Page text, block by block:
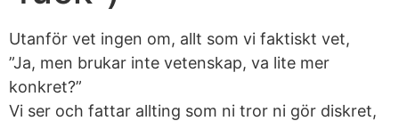
Utanför vet ingen om, allt som vi faktiskt vet,
”Ja, men brukar inte vetenskap, va lite mer
konkret?”
Vi ser och fattar allting som ni tror ni gör diskret,